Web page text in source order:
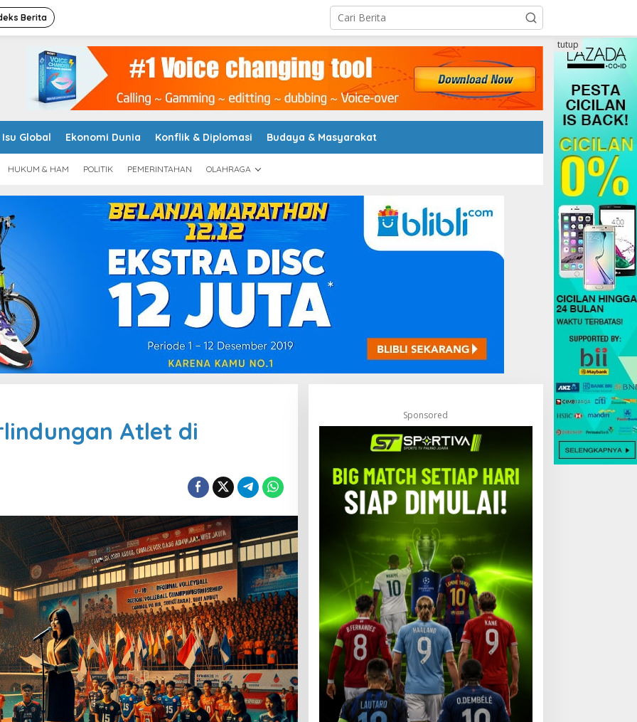
Berita
Isu Global Ekonomi Dunia Konflik & Diplomasi Budaya & Masyarakat
HUKUM & HAM POLITIK PEMERINTAHAN OLAHRAGA
tutup
Atlet di
Sponsored